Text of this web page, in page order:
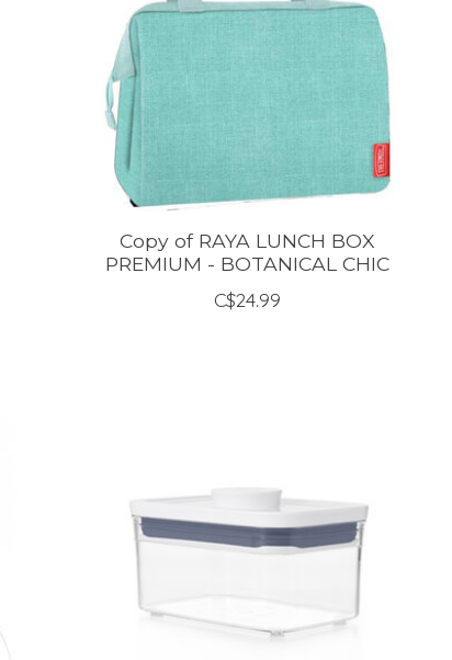
Copy of RAYA LUNCH BOX
PREMIUM - BOTANICAL CHIC
C$24.99